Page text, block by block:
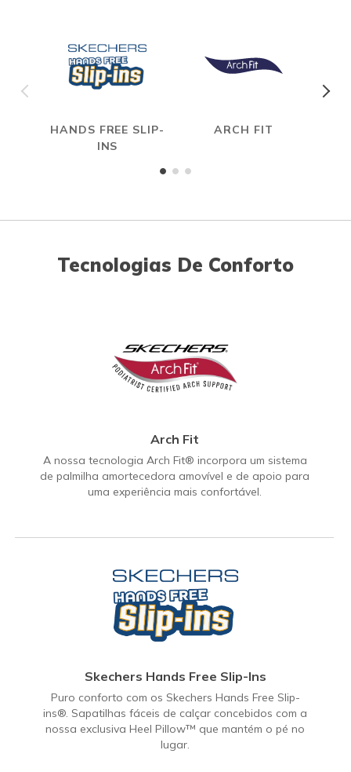
HANDS FREE SLIP-
INS
ARCH FIT
Tecnologias De Conforto
Arch Fit
A nossa tecnologia Arch Fit® incorpora um sistema
de palmilha amortecedora amovível e de apoio para
uma experiência mais confortável.
Skechers Hands Free Slip-Ins
Puro conforto com os Skechers Hands Free Slip-
ins®. Sapatilhas fáceis de calçar concebidos com a
nossa exclusiva Heel Pillow™ que mantém o pé no
lugar.